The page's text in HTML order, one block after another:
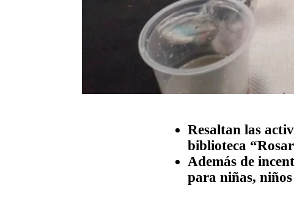
Resaltan las
biblioteca
Además de
para niñas, niños